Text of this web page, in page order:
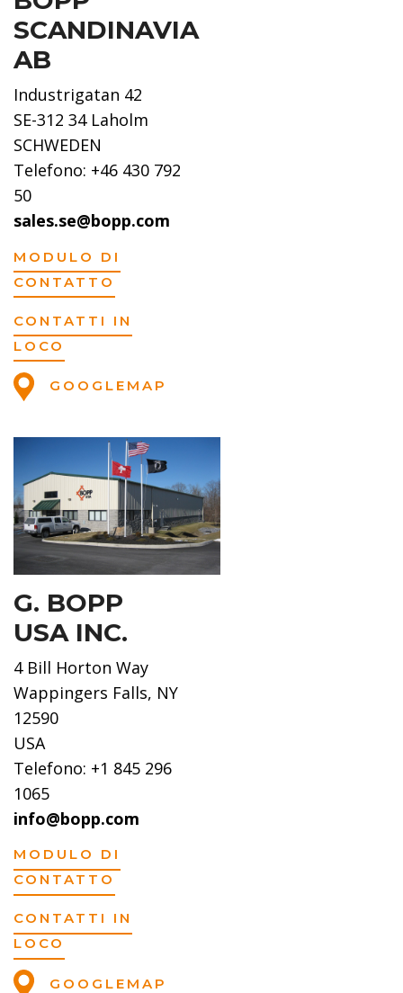
SCANDINAVIA
AB
Industrigatan 42
SE-312 34 Laholm
SCHWEDEN
Telefono: +46 430 792
50
sales.se@bopp.com
MODULO DI
CONTATTO
CONTATTI IN
LOCO
GOOGLEMAP
G. BOPP
USA INC.
4 Bill Horton Way
Wappingers Falls, NY
12590
USA
Telefono: +1 845 296
1065
info@bopp.com
MODULO DI
CONTATTO
CONTATTI IN
LOCO
GOOGLEMAP